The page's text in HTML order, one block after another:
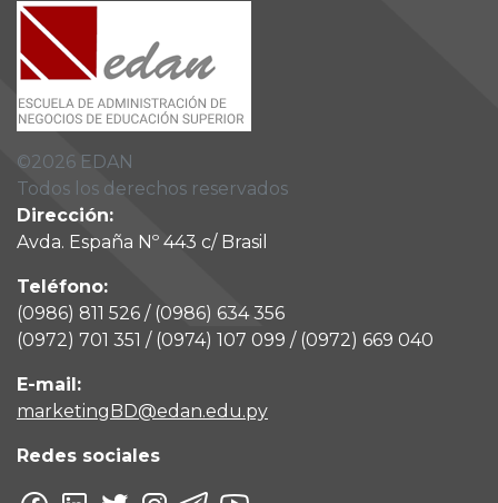
©2026 EDAN
Todos los derechos reservados
Dirección:
Avda. España Nº 443 c/ Brasil
Teléfono:
(0986) 811 526 / (0986) 634 356
(0972) 701 351 / (0974) 107 099 / (0972) 669 040
E-mail:
marketingBD@edan.edu.py
Redes sociales